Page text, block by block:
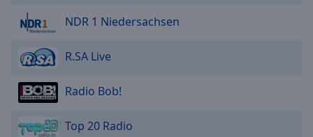
NDR 1 Niedersachsen
R.SA Live
Radio Bob!
Top 20 Radio